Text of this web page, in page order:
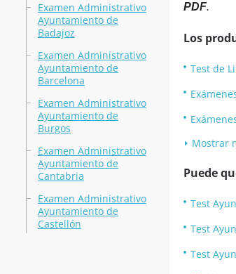
Examen Administrativo
Ayuntamiento de
Badajoz
Examen Administrativo
Ayuntamiento de
Barcelona
Examen Administrativo
Ayuntamiento de
Burgos
Examen Administrativo
Ayuntamiento de
Cantabria
Examen Administrativo
Ayuntamiento de
Castellón
PDF.
Los
Test de
Mostrar
Puede
Test
Test
Test